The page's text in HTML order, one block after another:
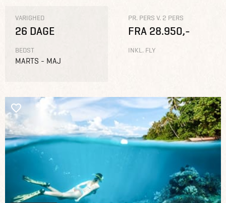
VARIGHED
26 DAGE
BEDST
MARTS - MAJ
PR. PERS V. 2 PERS
FRA 28.950,-
INKL. FLY